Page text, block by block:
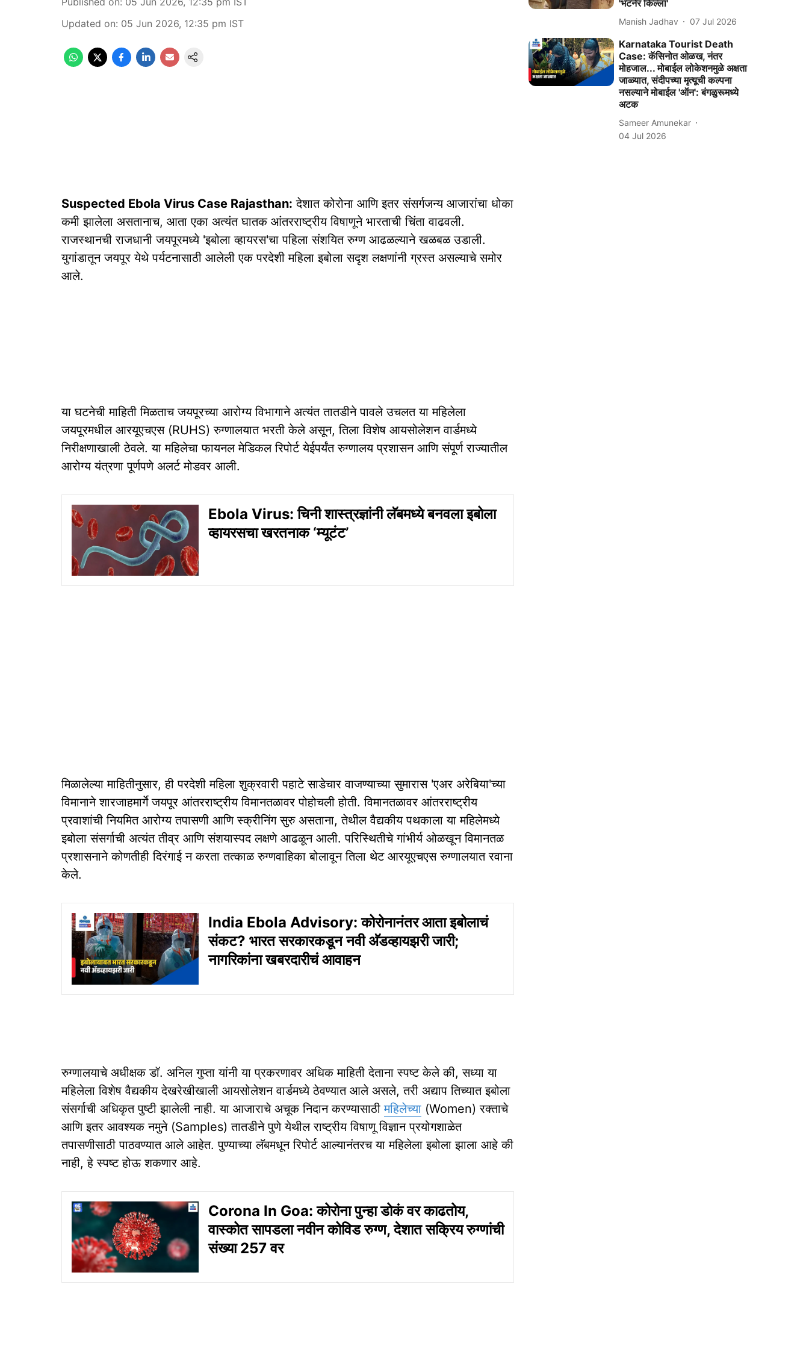
Updated on: 05 Jun 2026, 12:35 pm IST
Suspected Ebola Virus Case Rajasthan: देशात कोरोना आणि इतर संसर्गजन्य आजारांचा धोका
कमी झालेला असतानाच, आता एका अत्यंत घातक आंतरराष्ट्रीय विषाणूने भारताची चिंता वाढवली.
राजस्थानची राजधानी जयपूरमध्ये 'इबोला व्हायरस'चा पहिला संशयित रुग्ण आढळल्याने खळबळ उडाली.
युगांडातून जयपूर येथे पर्यटनासाठी आलेली एक परदेशी महिला इबोला सदृश लक्षणांनी ग्रस्त असल्याचे समोर
आले.
या घटनेची माहिती मिळताच जयपूरच्या आरोग्य विभागाने अत्यंत तातडीने पावले उचलत या महिलेला
जयपूरमधील आरयूएचएस (RUHS) रुग्णालयात भरती केले असून, तिला विशेष आयसोलेशन वार्डमध्ये
निरीक्षणाखाली ठेवले. या महिलेचा फायनल मेडिकल रिपोर्ट येईपर्यंत रुग्णालय प्रशासन आणि संपूर्ण राज्यातील
आरोग्य यंत्रणा पूर्णपणे अलर्ट मोडवर आली.
Ebola Virus: चिनी शास्त्रज्ञांनी लॅबमध्ये बनवला इबोला
व्हायरसचा खरतनाक ‘म्यूटंट’
मिळालेल्या माहितीनुसार, ही परदेशी महिला शुक्रवारी पहाटे साडेचार वाजण्याच्या सुमारास 'एअर अरेबिया'च्या
विमानाने शारजाहमार्गे जयपूर आंतरराष्ट्रीय विमानतळावर पोहोचली होती. विमानतळावर आंतरराष्ट्रीय
प्रवाशांची नियमित आरोग्य तपासणी आणि स्क्रीनिंग सुरु असताना, तेथील वैद्यकीय पथकाला या महिलेमध्ये
इबोला संसर्गाची अत्यंत तीव्र आणि संशयास्पद लक्षणे आढळून आली. परिस्थितीचे गांभीर्य ओळखून विमानतळ
प्रशासनाने कोणतीही दिरंगाई न करता तत्काळ रुग्णवाहिका बोलावून तिला थेट आरयूएचएस रुग्णालयात रवाना
केले.
India Ebola Advisory: कोरोनानंतर आता इबोलाचं
संकट? भारत सरकारकडून नवी अ‍ॅडव्हायझरी जारी;
नागरिकांना खबरदारीचं आवाहन
रुग्णालयाचे अधीक्षक डॉ. अनिल गुप्ता यांनी या प्रकरणावर अधिक माहिती देताना स्पष्ट केले की, सध्या या
महिलेला विशेष वैद्यकीय देखरेखीखाली आयसोलेशन वार्डमध्ये ठेवण्यात आले असले, तरी अद्याप तिच्यात इबोला
संसर्गाची अधिकृत पुष्टी झालेली नाही. या आजाराचे अचूक निदान करण्यासाठीमहिलेच्या (Women) रक्ताचे
आणि इतर आवश्यक नमुने (Samples) तातडीने पुणे येथील राष्ट्रीय विषाणू विज्ञान प्रयोगशाळेत
तपासणीसाठी पाठवण्यात आले आहेत. पुण्याच्या लॅबमधून रिपोर्ट आल्यानंतरच या महिलेला इबोला झाला आहे की
नाही, हे स्पष्ट होऊ शकणार आहे.
Corona In Goa: कोरोना पुन्हा डोकं वर काढतोय,
वास्‍कोत सापडला नवीन कोविड रुग्‍ण, देशात सक्रिय रुग्णांची
संख्या 257 वर
'भटनेर किल्ला'
Manish Jadhav 07 Jul 2026
Karnataka Tourist Death
Case: कॅसिनोत ओळख, नंतर
मोहजाल... मोबाईल लोकेशनमुळे अक्षता
जाळ्यात, संदीपच्या मृत्यूची कल्पना
नसल्याने मोबाईल 'ऑन': बंगळुरूमध्ये
अटक
Sameer Amunekar
04 Jul 2026